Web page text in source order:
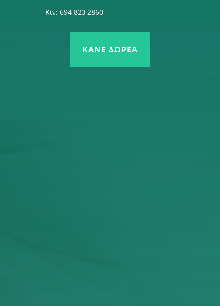
Κιν: 694 820 2860
ΚΆΝΕ ΔΩΡΕΆ